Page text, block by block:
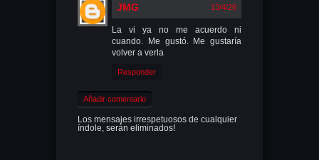
JMG 13/4/26
La vi ya no me acuerdo ni
cuando. Me gustó. Me gustaría
volver a verla
Responder
Añadir comentario
Los mensajes irrespetuosos de cualquier
índole, serán eliminados!